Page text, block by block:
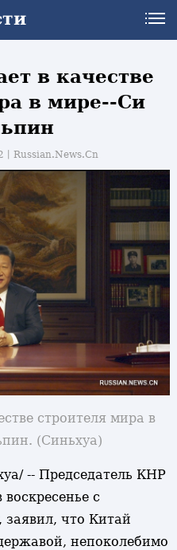
в качестве
в мире--Си
丨Russian.News.Cn
строителя мира в
(Синьхуа)
-- Председатель КНР
с
что Китай
непоколебимо